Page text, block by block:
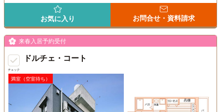
お気に入り お問合せ・資料請求
チェック
来春入居予約受付
ドルチェ・コート
満室（空室待ち）